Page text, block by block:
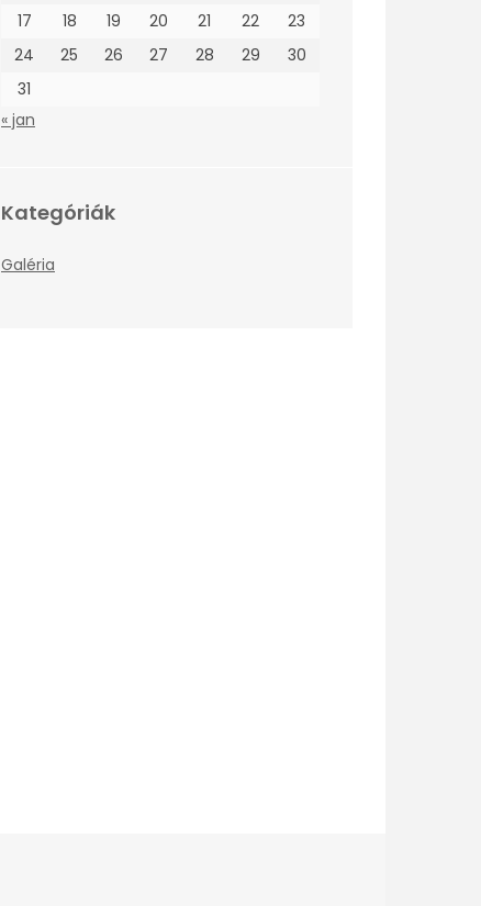
17
18 19 20 21 22
23
24
25 26 27 28 29
30
31
« jan
Kategóriák
Galéria